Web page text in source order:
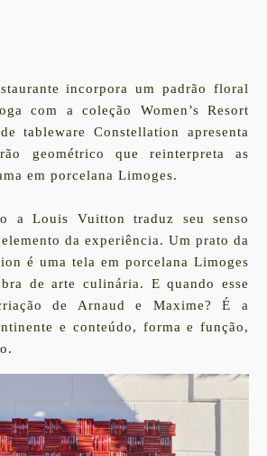
incorpora um padrão floral
com a coleção Women’s Resort
tableware Constellation apresenta
geométrico que reinterpreta as
em porcelana Limoges.
a Louis Vuitton traduz seu senso
da experiência. Um prato da
é uma tela em porcelana Limoges
de arte culinária. E quando esse
de Arnaud e Maxime? É a
e conteúdo, forma e função,